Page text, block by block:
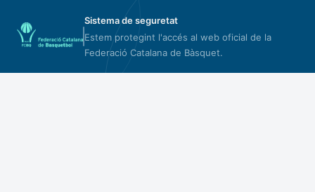
Sistema de seguretat
Estem protegint l'accés al web oficial de la
Federació Catalana de Bàsquet.